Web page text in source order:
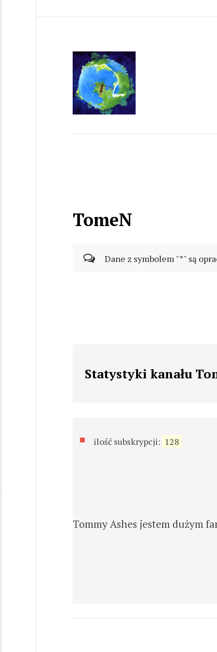
TomeN
Dane z symbolem "*" są
Statystyki kanału
ilość subskrypcji: 128
Tommy Ashes jestem dużym